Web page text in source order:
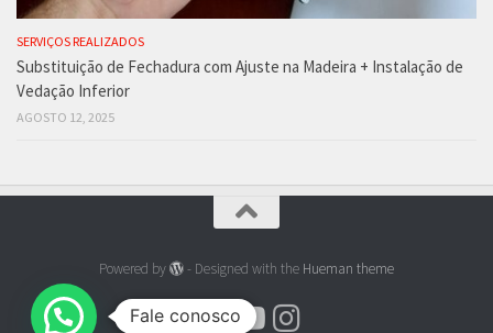
SERVIÇOS REALIZADOS
Substituição de Fechadura com Ajuste na Madeira + Instalação de
Vedação Inferior
AGOSTO 12, 2025
Powered by - Designed with the Hueman theme
Fale conosco